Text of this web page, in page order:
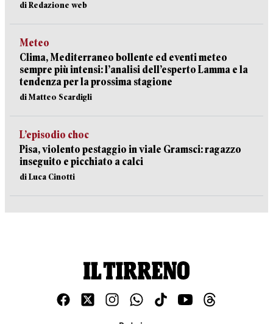
di Redazione web
Meteo
Clima, Mediterraneo bollente ed eventi meteo
sempre più intensi: l’analisi dell’esperto Lamma e la
tendenza per la prossima stagione
di Matteo Scardigli
L’episodio choc
Pisa, violento pestaggio in viale Gramsci: ragazzo
inseguito e picchiato a calci
di Luca Cinotti